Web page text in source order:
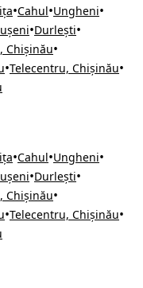
•Cahul•Ungheni•
•Durlești•
Chișinău•
•Telecentru, Chișinău•
•Cahul•Ungheni•
•Durlești•
Chișinău•
•Telecentru, Chișinău•